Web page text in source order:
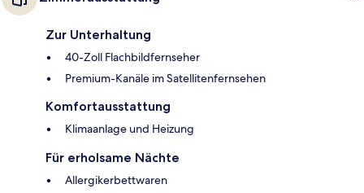
Zur Unterhaltung
40-Zoll Flachbildfernseher
Premium-Kanäle im Satellitenfernsehen
Komfortausstattung
Klimaanlage und Heizung
Für erholsame Nächte
Allergikerbettwaren